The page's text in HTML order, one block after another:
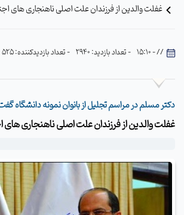
غفلت والدین از فرزندان علت اصلی ناهنجاری های
// - 15:10 - تعداد بازدید: 2940 - تعداد بازدیدکننده: 525
دکتر مسلم در مراسم تجلیل از بانوان نمونه دانشگاه
غفلت والدین از فرزندان علت اصلی ناهنجاری